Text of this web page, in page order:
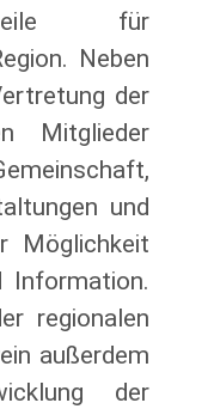
für
Neben
der
Mitglieder
und
Möglichkeit
Information.
regionalen
außerdem
der